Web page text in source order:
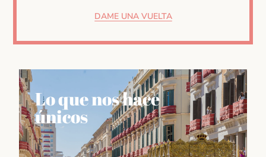
DAME UNA VUELTA
Lo que nos hace
únicos